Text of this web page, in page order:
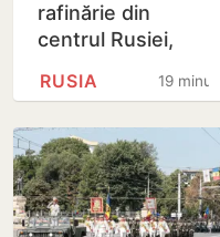
rafinărie din
centrul Rusiei,
după un nou atac
ucrainene
19 minute
RUSIA